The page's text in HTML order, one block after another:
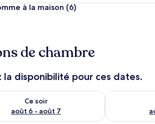
à la maison (6)
de chambre
la disponibilité pour ces dates.
Ce soir
août 6 - août 7
disponibilité pour ce soir août 6 - août 7
Vérifier la